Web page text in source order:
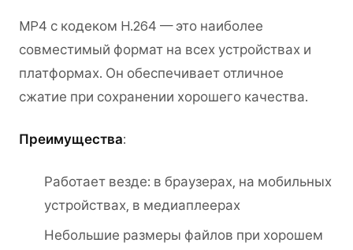
MP4 с кодеком H.264 — это наиболее
совместимый формат на всех устройствах и
платформах. Он обеспечивает отличное
сжатие при сохранении хорошего качества.
Преимущества:
Работает везде: в браузерах, на мобильных
устройствах, в медиаплеерах
Небольшие размеры файлов при хорошем